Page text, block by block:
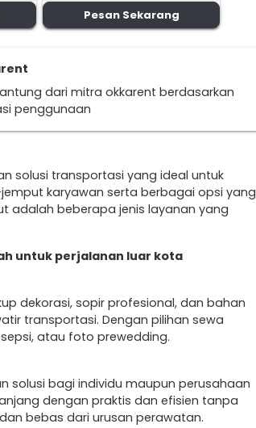
Pesan Sekarang
dari mitra okkarent berdasarkan
penggunaan
solusi transportasi yang ideal untuk
karyawan serta berbagai opsi yang
adalah beberapa jenis layanan yang
untuk perjalanan luar kota
dekorasi, sopir profesional, dan bahan
transportasi. Dengan pilihan sewa
atau foto prewedding.
solusi bagi individu maupun perusahaan
dengan praktis dan efisien tanpa
bebas dari urusan perawatan.